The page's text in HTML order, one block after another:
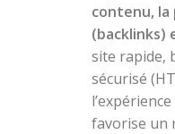
contenu,
(backlinks)
site rapide,
sécurisé
favorise un